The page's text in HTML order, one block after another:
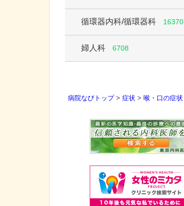
循環器内科/循環器科 16370
婦人科 6708
病院なびトップ> 症状 > 喉・口の症状